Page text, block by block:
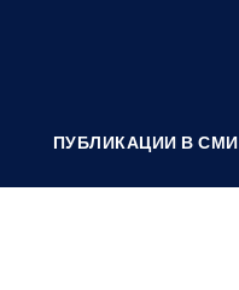
ПУБЛИКАЦИИ В СМИ